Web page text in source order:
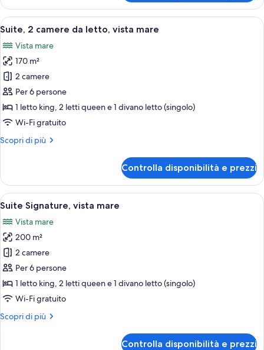
alla
piscina
2
camere
da
accesso
alla
piscina
Apri
tutte
le
foto
per
Suite,
2
camere
letto,
Una moderna camera d'hotel con
15
Suite, 2 camere da letto, vista mare
Vista mare
170 m²
2 camere
Per 6 persone
1 letto king, 2 letti queen e 1 divano letto (singolo)
Wi-Fi gratuito
Scopri di più
Altri
2
camere
da
vista
mare
Controlla disponibilità e prezzi
Apri
tutte
le
foto
per
Suite
Signature,
vista
Un soggiorno moderno con una
16
Suite Signature, vista mare
Vista mare
200 m²
2 camere
Per 6 persone
1 letto king, 2 letti queen e 1 divano letto (singolo)
Wi-Fi gratuito
Scopri di più
Altri
Controlla disponibilità e prezzi